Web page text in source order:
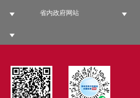
省内政府网站